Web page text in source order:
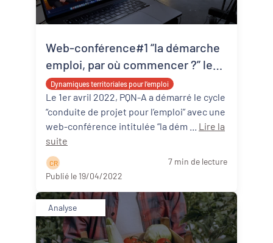
Dynamiques territoriales pour l’emploi
Web-conférence#1 “la démarche
emploi, par où commencer ?” les
points clés à retenir
Le 1er avril 2022, PQN-A a démarré le cycle
“conduite de projet pour l’emploi” avec une
Lire la
suite
C R
7 min de lecture
Publié le 19/04/2022
Analyse